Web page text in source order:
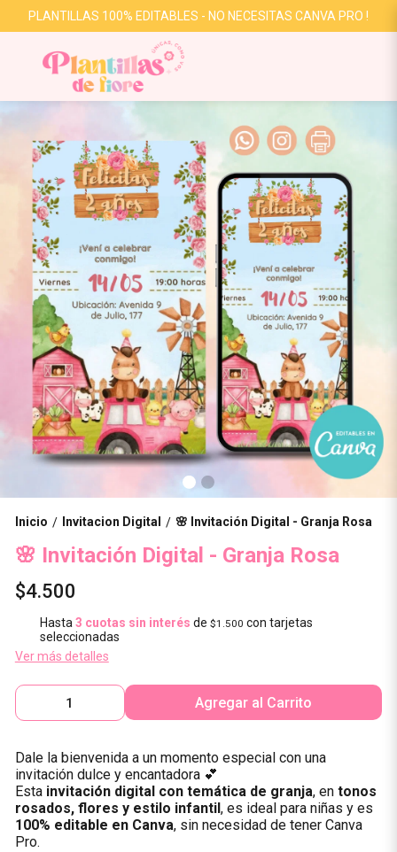
PLANTILLAS 100% EDITABLES - NO NECESITAS CANVA PRO !
Inicio / Invitacion Digital / 🌸 Invitación Digital - Granja Rosa
🌸 Invitación Digital - Granja Rosa
$4.500
Hasta3 cuotas sin interés de $1.500 con tarjetas
seleccionadas
Ver más detalles
Agregar al Carrito
Dale la bienvenida a un momento especial con una
invitación dulce y encantadora 💕
Esta invitación digital con temática de granja, en tonos
rosados, flores y estilo infantil , es ideal para niñas y es
100% editable en Canva, sin necesidad de tener Canva
Pro.